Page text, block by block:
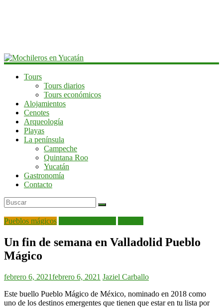
Mochileros
Yucatán
Yucatán
Tours
Tours diarios
Tours económicos
Alojamientos
Cenotes
Arqueología
Playas
La península
Campeche
Quintana Roo
Yucatán
Gastronomía
Contacto
Pueblos mágicos
Un fin de semana en Valladolid Pueblo
Mágico
febrero 6, 2021febrero 6, 2021 Jaziel Carballo
Este buello Pueblo Mágico de México, nominado en 2018 como
uno de los destinos emergentes que tienen que estar en tu lista por